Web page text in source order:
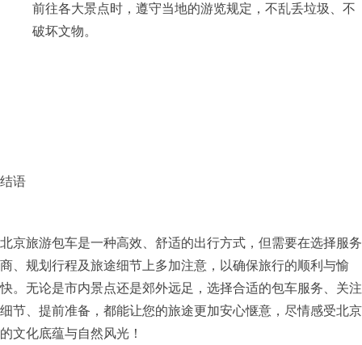
前往各大景点时，遵守当地的游览规定，不乱丢垃圾、不
破坏文物。
结语
北京旅游包车是一种高效、舒适的出行方式，但需要在选择服务
商、规划行程及旅途细节上多加注意，以确保旅行的顺利与愉
快。无论是市内景点还是郊外远足，选择合适的包车服务、关注
细节、提前准备，都能让您的旅途更加安心惬意，尽情感受北京
的文化底蕴与自然风光！